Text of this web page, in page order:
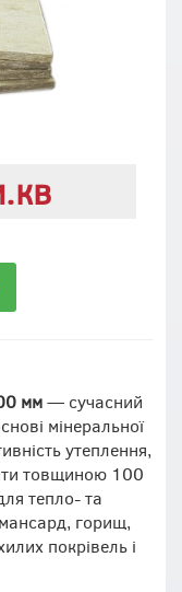
мм— сучасний
мінеральної
утеплення,
товщиною 100
тепло- та
мансард, горищ,
покрівель і